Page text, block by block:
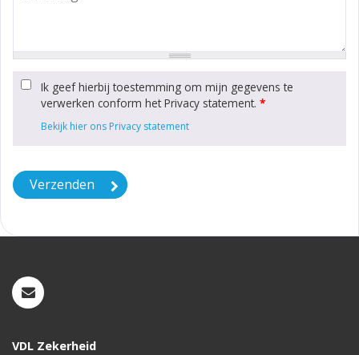
Ik geef hierbij toestemming om mijn gegevens te
verwerken conform het Privacy statement. *
Bekijk hier ons Privacy statement
VDL Zekerheid